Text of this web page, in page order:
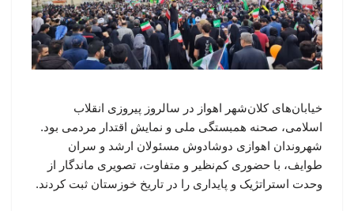
خیابان‌های کلان‌شهر اهواز در سالروز پیروزی انقلاب
اسلامی، صحنه همبستگی ملی و نمایش اقتدار مردمی بود.
شهروندان اهوازی دوشادوش مسئولان ارشد و سران
طوایف، با حضوری کم‌نظیر و متفاوت، تصویری ماندگار از
وحدت استراتژیک و پایداری را در تاریخ خوزستان ثبت کردند.